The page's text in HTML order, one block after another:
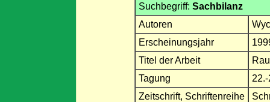
Suchbegriff: Sachbilanz
Autoren
Erscheinungsjahr
Titel der Arbeit
Tagung
Zeitschrift, Schriftenreihe